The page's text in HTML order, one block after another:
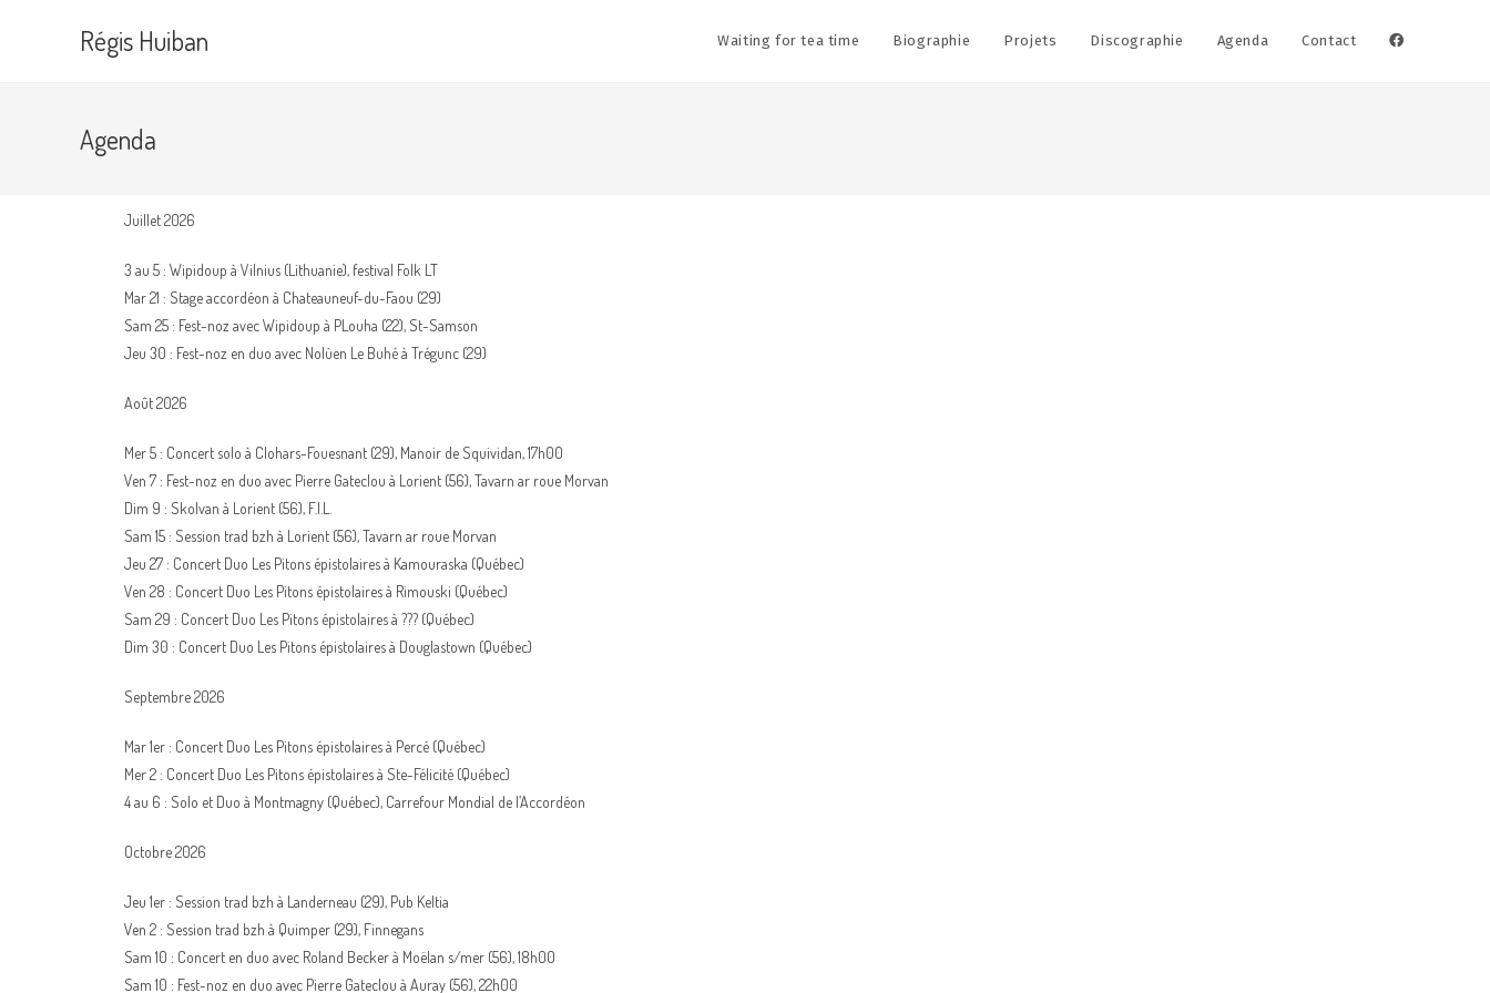
Régis Huiban Waiting for tea time Biographie Projets Discographie Agenda Contact
Agenda
Juillet 2026
3 au 5 : Wipidoup à Vilnius (Lithuanie), festival Folk LT
Mar 21 : Stage accordéon à Chateauneuf-du-Faou (29)
Sam 25 : Fest-noz avec Wipidoup à PLouha (22), St-Samson
Jeu 30 : Fest-noz en duo avec Nolùen Le Buhé à Trégunc (29)
Août 2026
Mer 5 : Concert solo à Clohars-Fouesnant (29), Manoir de Squividan, 17h00
Ven 7 : Fest-noz en duo avec Pierre Gateclou à Lorient (56), Tavarn ar roue Morvan
Dim 9 : Skolvan à Lorient (56), F.I.L.
Sam 15 : Session trad bzh à Lorient (56), Tavarn ar roue Morvan
Jeu 27 : Concert Duo Les Pitons épistolaires à Kamouraska (Québec)
Ven 28 : Concert Duo Les Pitons épistolaires à Rimouski (Québec)
Sam 29 : Concert Duo Les Pitons épistolaires à ??? (Québec)
Dim 30 : Concert Duo Les Pitons épistolaires à Douglastown (Québec)
Septembre 2026
Mar 1er : Concert Duo Les Pitons épistolaires à Percé (Québec)
Mer 2 : Concert Duo Les Pitons épistolaires à Ste-Félicité (Québec)
4 au 6 : Solo et Duo à Montmagny (Québec), Carrefour Mondial de l’Accordéon
Octobre 2026
Jeu 1er : Session trad bzh à Landerneau (29), Pub Keltia
Ven 2 : Session trad bzh à Quimper (29), Finnegans
Sam 10 : Concert en duo avec Roland Becker à Moëlan s/mer (56), 18h00
Sam 10 : Fest-noz en duo avec Pierre Gateclou à Auray (56), 22h00